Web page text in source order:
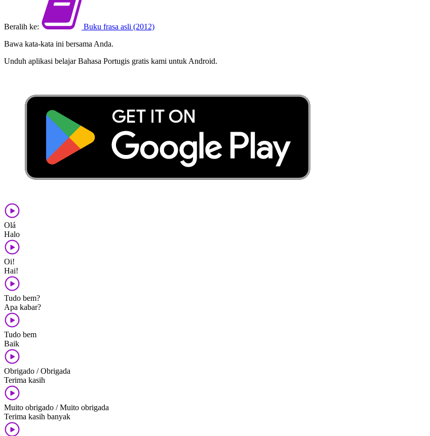
Beralih ke:
Buku frasa asli (2012)
Bawa kata-kata ini bersama Anda.
Unduh aplikasi belajar Bahasa Portugis gratis kami untuk Android.
Olá
Halo
Oi!
Hai!
Tudo bem?
Apa kabar?
Tudo bem
Baik
Obrigado / Obrigada
Terima kasih
Muito obrigado / Muito obrigada
Terima kasih banyak